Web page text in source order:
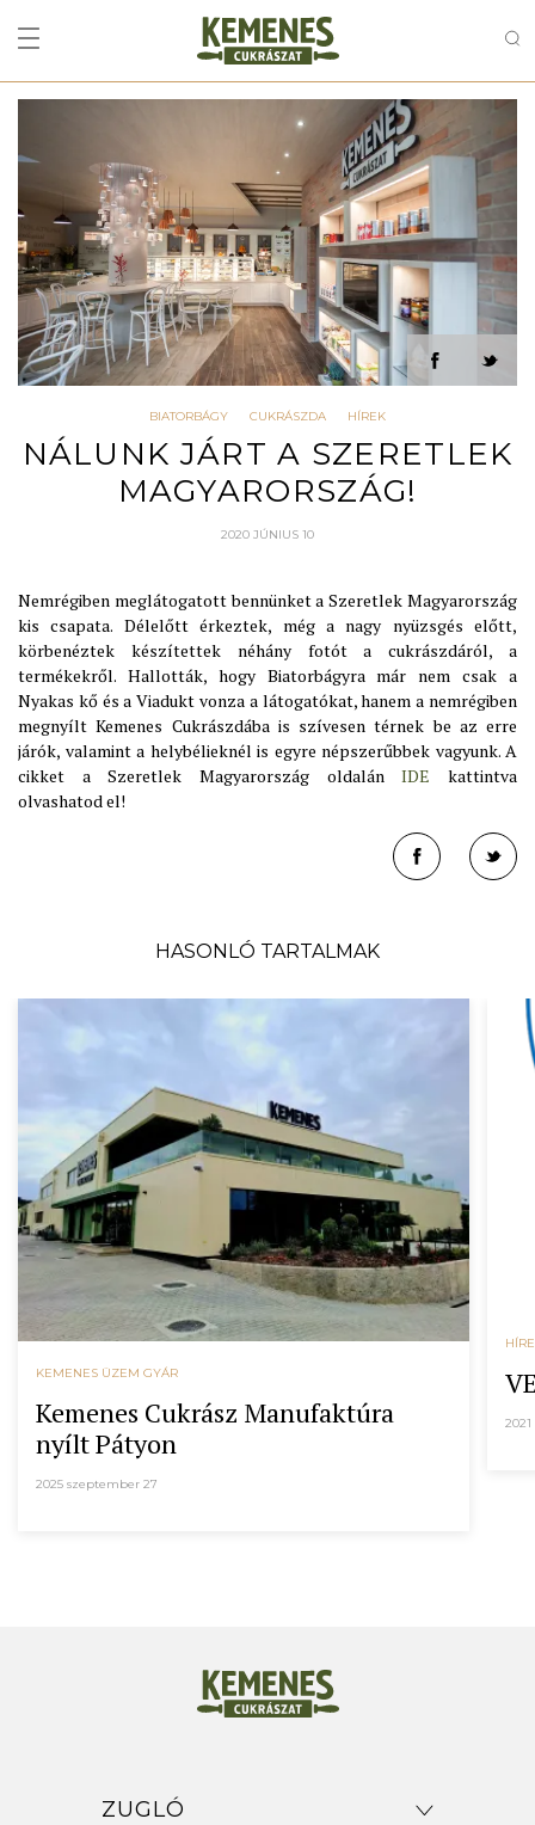
BIATORBÁGY CUKRÁSZDA HÍREK
NÁLUNK JÁRT A SZERETLEK
MAGYARORSZÁG!
2020 JÚNIUS 10
Nemrégiben meglátogatott bennünket a Szeretlek Magyarország
kis csapata. Délelőtt érkeztek, még a nagy nyüzsgés előtt,
körbenéztek készítettek néhány fotót a cukrászdáról, a
termékekről. Hallották, hogy Biatorbágyra már nem csak a
Nyakas kő és a Viadukt vonza a látogatókat, hanem a nemrégiben
megnyílt Kemenes Cukrászdába is szívesen térnek be az erre
járók, valamint a helybélieknél is egyre népszerűbbek vagyunk. A
cikket a Szeretlek Magyarország oldalánIDE kattintva
olvashatod el!
HASONLÓ TARTALMAK
KEMENES ÜZEM GYÁR
Kemenes Cukrász Manufaktúra
nyílt Pátyon
2025 szeptember 27
ZUGLÓ